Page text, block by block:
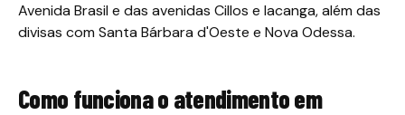
Avenida Brasil e das avenidas Cillos e Iacanga, além das
divisas com Santa Bárbara d'Oeste e Nova Odessa.
Como funciona o atendimento em